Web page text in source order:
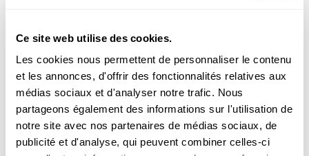
Ce site web utilise des cookies.
Les cookies nous permettent de personnaliser le contenu
et les annonces, d'offrir des fonctionnalités relatives aux
médias sociaux et d'analyser notre trafic. Nous
partageons également des informations sur l'utilisation de
notre site avec nos partenaires de médias sociaux, de
publicité et d'analyse, qui peuvent combiner celles-ci
sa cuisine.
Dernière mise à jour: 16.04.2026
Suivezscience.lu